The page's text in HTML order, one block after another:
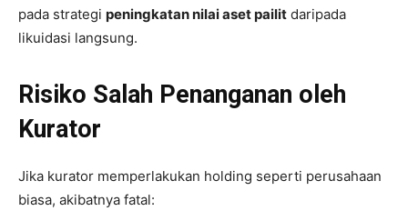
pada strategi peningkatan nilai aset pailit daripada
likuidasi langsung.
Risiko Salah Penanganan oleh
Kurator
Jika kurator memperlakukan holding seperti perusahaan
biasa, akibatnya fatal: